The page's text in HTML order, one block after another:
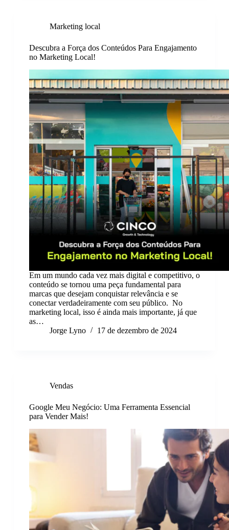
Marketing local
Descubra a Força dos Conteúdos Para Engajamento
no Marketing Local!
Em um mundo cada vez mais digital e competitivo, o
conteúdo se tornou uma peça fundamental para
marcas que desejam conquistar relevância e se
conectar verdadeiramente com seu público. No
marketing local, isso é ainda mais importante, já que
as…
Jorge Lyno
17 de dezembro de 2024
Vendas
Google Meu Negócio: Uma Ferramenta Essencial
para Vender Mais!